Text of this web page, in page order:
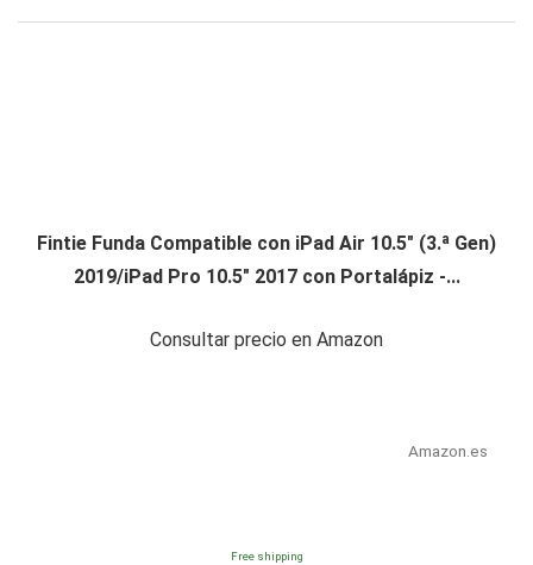
Fintie Funda Compatible con iPad Air 10.5" (3.ª Gen)
2019/iPad Pro 10.5" 2017 con Portalápiz -...
Consultar precio en Amazon
Amazon.es
Free shipping